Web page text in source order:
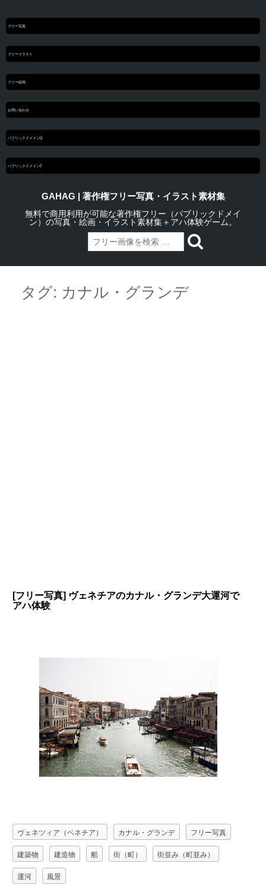
フリー写真
フリーイラスト
フリー絵画
お問い合わせ
パブリックドメインQ
パブリックドメインC
GAHAG | 著作権フリー写真・イラスト素材集
無料で商用利用が可能な著作権フリー（パブリックドメイ
ン）の写真・絵画・イラスト素材集＋アハ体験ゲーム。
contentタグ: カナル・グランデ
[フリー写真] ヴェネチアのカナル・グランデ大運河で
アハ体験
ヴェネツィア（ベネチア） カナル・グランデ フリー写真
建築物 建造物 船 街（町） 街並み（町並み）
運河 風景